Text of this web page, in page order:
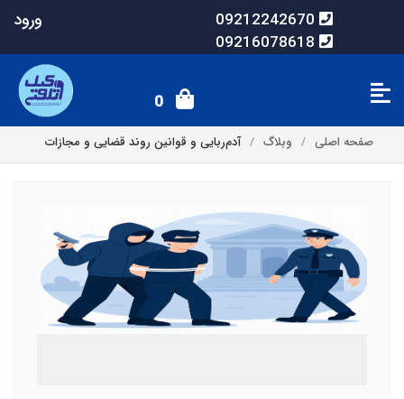
09212242670
09216078618
ورود
0
صفحه اصلی وبلاگ آدم‌ربایی و قوانین روند قضایی و مجازات